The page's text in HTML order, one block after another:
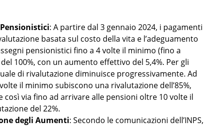
: A partire dal 3 gennaio 2024, i pagamenti
basata sul costo della vita e l’adeguamento
pensionistici fino a 4 volte il minimo (fino a
100%, con un aumento effettivo del 5,4%. Per gli
di rivalutazione diminuisce progressivamente. Ad
il minimo subiscono una rivalutazione dell’85%,
così via fino ad arrivare alle pensioni oltre 10 volte il
del 22%​​​​.
degli Aumenti: Secondo le comunicazioni dell’INPS,